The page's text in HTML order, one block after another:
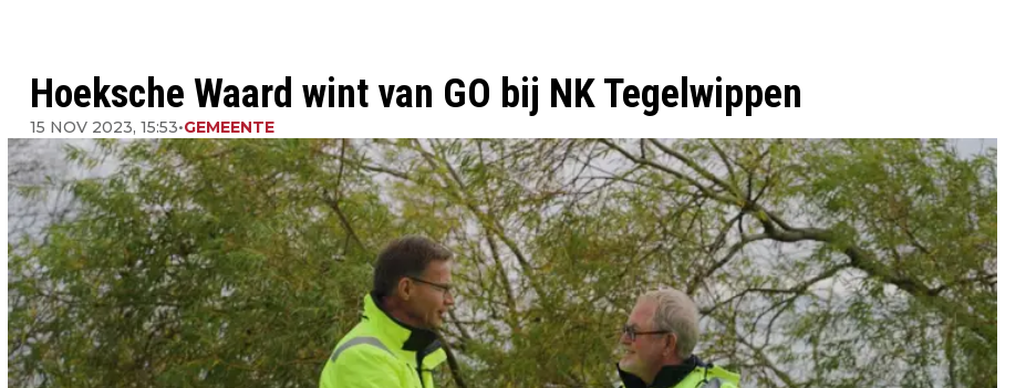
Hoeksche Waard wint van GO bij NK Tegelwippen
15 NOV 2023, 15:53•GEMEENTE